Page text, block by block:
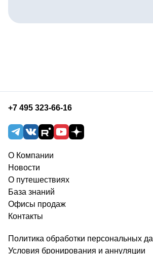
+7 495 323-66-16
О Компании
Новости
О путешествиях
База знаний
Офисы продаж
Контакты
Политика обработки персональных
Условия бронирования и аннуляции